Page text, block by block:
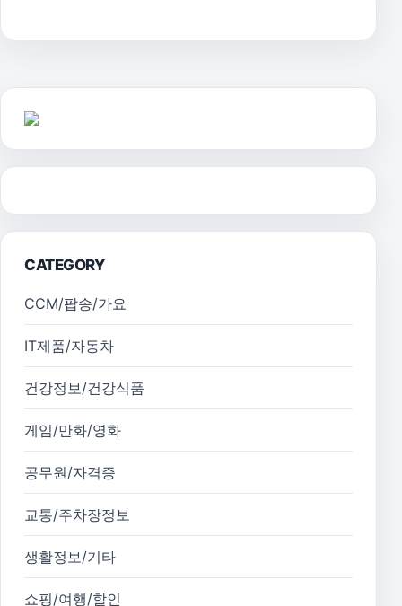
CATEGORY
CCM/팝송/가요
IT제품/자동차
건강정보/건강식품
게임/만화/영화
공무원/자격증
교통/주차장정보
생활정보/기타
쇼핑/여행/할인